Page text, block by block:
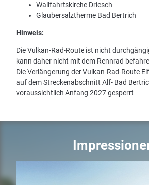
Wallfahrtskirche Driesch
Glaubersalztherme Bad Bertrich
Hinweis:
Die Vulkan-Rad-Route ist nicht
kann daher nicht mit dem Rennrad
Die Verlängerung der Vulkan-Rad-Route
auf dem Streckenabschnitt Alf- Bad
voraussichtlich Anfang 2027 gesperrt